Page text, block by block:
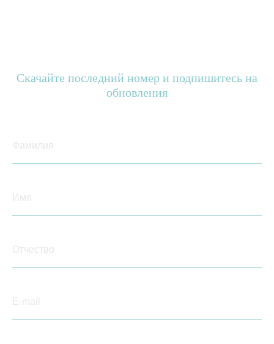
Скачайте последний номер и подпишитесь на
обновления